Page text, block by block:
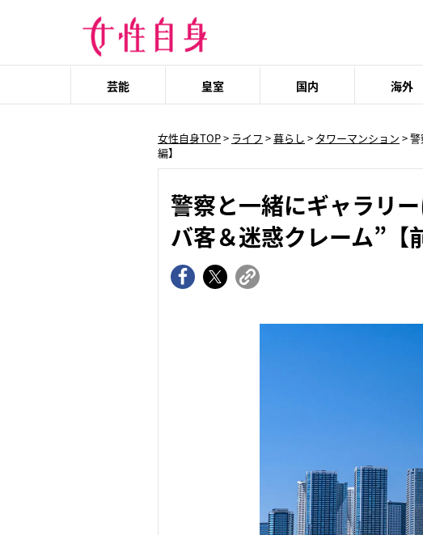
芸能 皇室 国内 海外
女性自身TOP> ライフ >暮らし > タワーマンション >
編】
警察と一緒にギャラリ
バ客＆迷惑クレーム”【